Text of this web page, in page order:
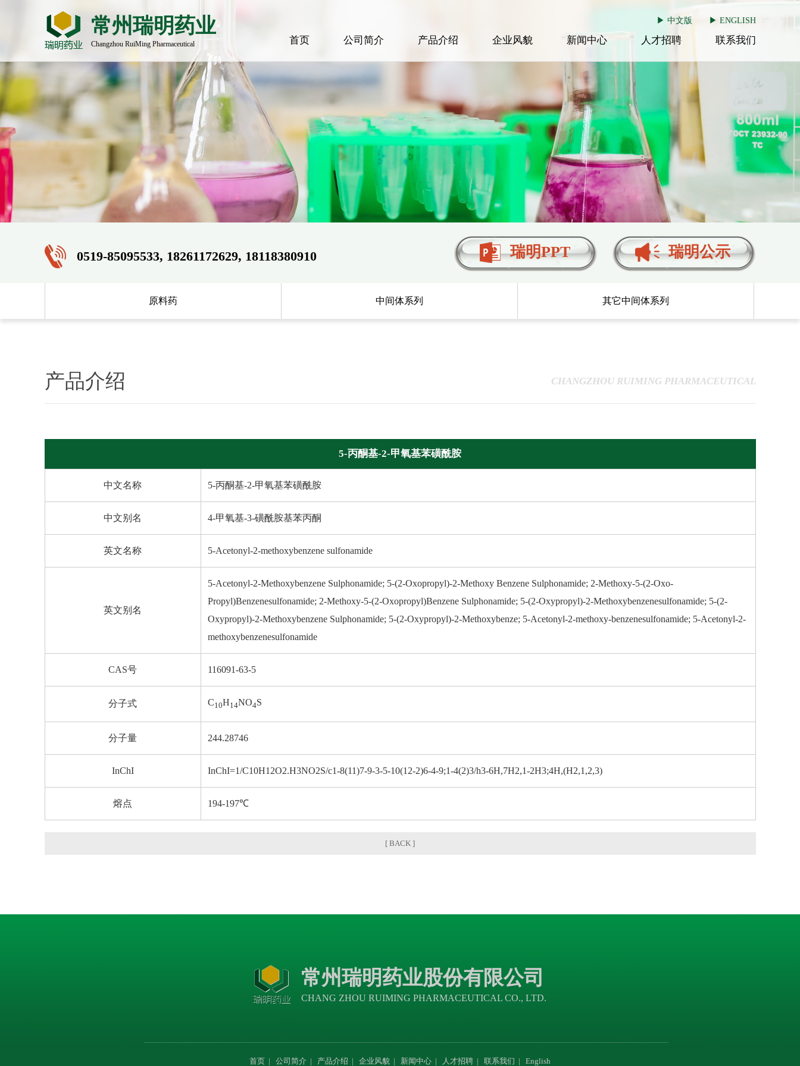
常州瑞明药业
Changzhou RuiMing Pharmaceutical
▶ 中文版 ▶ ENGLISH
首页 公司简介 产品介绍 企业风貌 新闻中心 人才招聘 联系我们
0519-85095533, 18261172629, 18118380910 瑞明公示
瑞明PPT
原料药 中间体系列 其它中间体系列
产品介绍 CHANGZHOU RUIMING PHARMACEUTICAL
5-丙酮基-2-甲氧基苯磺酰胺
中文名称 5-丙酮基-2-甲氧基苯磺酰胺
中文别名 4-甲氧基-3-磺酰胺基苯丙酮
英文名称 5-Acetonyl-2-methoxybenzene sulfonamide
英文别名
5-Acetonyl-2-Methoxybenzene Sulphonamide; 5-(2-Oxopropyl)-2-Methoxy Benzene Sulphonamide; 2-Methoxy-5-(2-Oxo-
Propyl)Benzenesulfonamide; 2-Methoxy-5-(2-Oxopropyl)Benzene Sulphonamide; 5-(2-Oxypropyl)-2-Methoxybenzenesulfonamide; 5-(2-
Oxypropyl)-2-Methoxybenzene Sulphonamide; 5-(2-Oxypropyl)-2-Methoxybenze; 5-Acetonyl-2-methoxy-benzenesulfonamide; 5-Acetonyl-2-
methoxybenzenesulfonamide
CAS号 116091-63-5
分子式 C10H14NO4S
分子量 244.28746
InChI InChI=1/C10H12O2.H3NO2S/c1-8(11)7-9-3-5-10(12-2)6-4-9;1-4(2)3/h3-6H,7H2,1-2H3;4H,(H2,1,2,3)
熔点 194-197℃
[ BACK ]
常州瑞明药业股份有限公司
CHANG ZHOU RUIMING PHARMACEUTICAL CO., LTD.
首页 | 公司简介 | 产品介绍 | 企业风貌 | 新闻中心 | 人才招聘 | 联系我们 | English